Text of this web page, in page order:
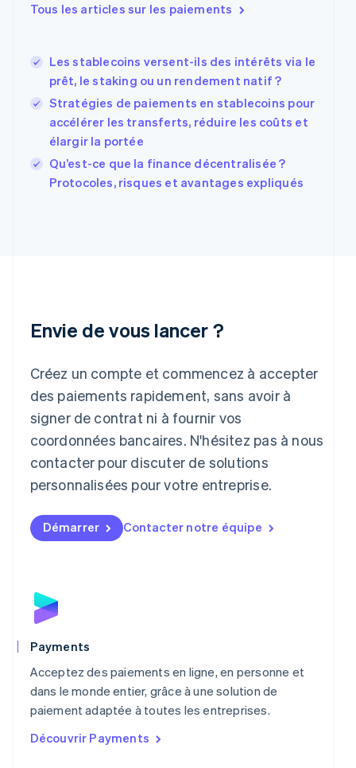
Tous les articles sur les paiements
Les stablecoins versent-ils des intérêts via le
prêt, le staking ou un rendement natif ?
Stratégies de paiements en stablecoins pour
accélérer les transferts, réduire les coûts et
élargir la portée
Qu’est-ce que la finance décentralisée ?
Protocoles, risques et avantages expliqués
Envie de vous lancer ?
Créez un compte et commencez à accepter
des paiements rapidement, sans avoir à
signer de contrat ni à fournir vos
coordonnées bancaires. N'hésitez pas à nous
contacter pour discuter de solutions
personnalisées pour votre entreprise.
Démarrer Contacter notre équipe
Payments
Acceptez des paiements en ligne, en personne et
dans le monde entier, grâce à une solution de
paiement adaptée à toutes les entreprises.
Découvrir Payments
Estonie
EnglishEspañol简体中文
Finlande
France
Français English
Gibraltar
English
Grèce
English
Japon
Lettonie
Liechtenstein
Deutsch English
Lituanie
Luxembourg
FrançaisDeutsch English
English简体中文
Malte
Norvège
English
English
NederlandsEnglish
Pologne
English
PortuguêsEnglish